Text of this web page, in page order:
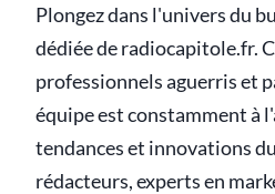
Plongez dans l'univers du
dédiée de radiocapitole.fr.
professionnels aguerris et
équipe est constamment à
tendances et innovations
rédacteurs, experts en